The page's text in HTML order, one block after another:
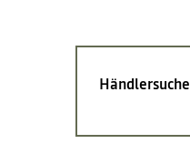
Händlersuche